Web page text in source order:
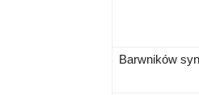
Barwników